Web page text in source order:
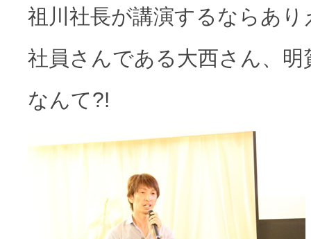
祖川社長が講演するならあ
社員さんである大西さん、
なんて?!